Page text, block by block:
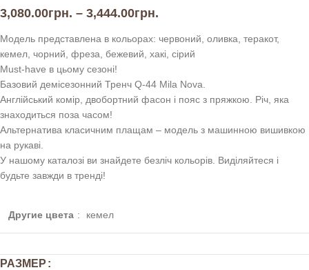
3,080.00грн. – 3,444.00грн.
Модель представлена в кольорах: червоний, оливка, теракот,
кемел, чорний, фреза, бежевий, хакі, сірий
Must-have в цьому сезоні!
Базовий демісезонний Тренч Q-44 Mila Nova.
Англійський комір, двобортний фасон і пояс з пряжкою. Річ, яка
знаходиться поза часом!
Альтернатива класичним плащам – модель з машинною вишивкою
на рукаві.
У нашому каталозі ви знайдете безліч кольорів. Виділяйтеся і
будьте завжди в тренді!
Другие цвета : кемел
РАЗМЕР